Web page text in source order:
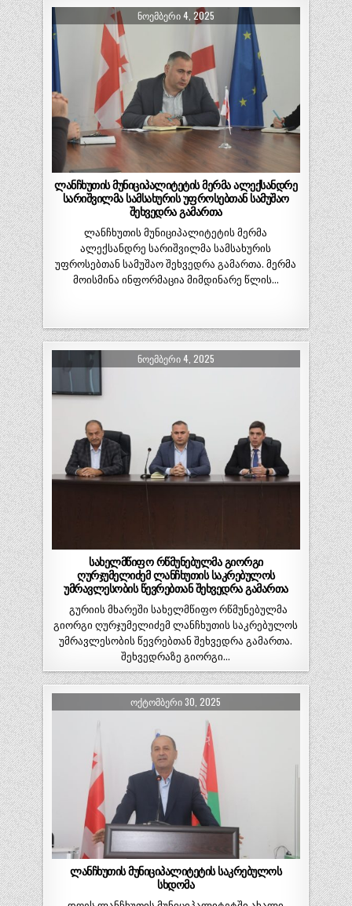
ᲜᲝᲔᲛᲑᲔᲠᲘ 4, 2025
ლანჩხუთის მუნიციპალიტეტის მერმა ალექსანდრე
სარიშვილმა სამსახურის უფროსებთან სამუშაო
შეხვედრა გამართა
ლანჩხუთის მუნიციპალიტეტის მერმა
ალექსანდრე სარიშვილმა სამსახურის
უფროსებთან სამუშაო შეხვედრა გამართა. მერმა
მოისმინა ინფორმაცია მიმდინარე წლის…
ᲜᲝᲔᲛᲑᲔᲠᲘ 4, 2025
სახელმწიფო რწმუნებულმა გიორგი
ღურჯუმელიძემ ლანჩხუთის საკრებულოს
უმრავლესობის წევრებთან შეხვედრა გამართა
გურიის მხარეში სახელმწიფო რწმუნებულმა
გიორგი ღურჯუმელიძემ ლანჩხუთის საკრებულოს
უმრავლესობის წევრებთან შეხვედრა გამართა.
შეხვედრაზე გიორგი…
ᲝᲥᲢᲝᲛᲑᲔᲠᲘ 30, 2025
ლანჩხუთის მუნიციპალიტეტის საკრებულოს
სხდომა